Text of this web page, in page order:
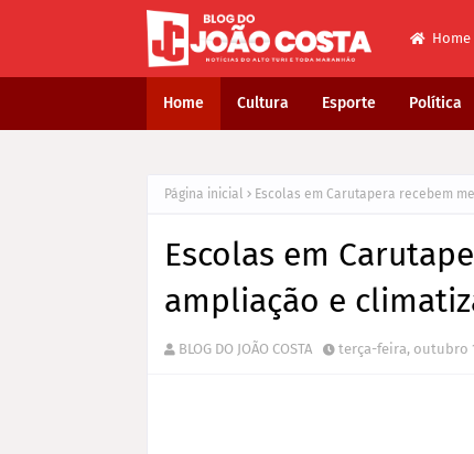
Home
Home Cultura Esporte Política
Página inicial Escolas em Carutapera recebem
Escolas em
ampliação e
BLOG DO JOÃO COSTA terça-feira, outubro